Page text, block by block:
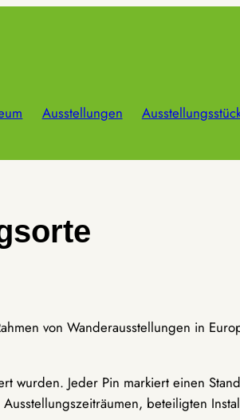
Ausstellungen
von Wanderausstellungen in
wurden. Jeder Pin markiert einen
beteiligten